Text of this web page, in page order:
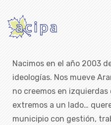
Nacimos en el año 2003
ideologías. Nos mueve
no creemos en
extremos a un lado…
municipio con gestión,